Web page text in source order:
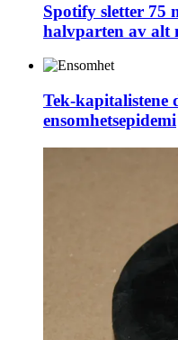
Spotify sletter 75
halvparten av alt
Tek-kapitalistene
ensomhetsepidemi